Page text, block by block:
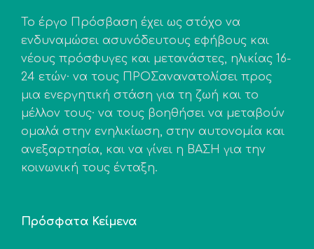
Το έργο Πρόσβαση έχει ως στόχο να
ενδυναμώσει ασυνόδευτους εφήβους και
νέους πρόσφυγες και μετανάστες, ηλικίας 16-
24 ετών· να τους ΠΡΟΣανανατολίσει προς
μια ενεργητική στάση για τη ζωή και το
μέλλον τους· να τους βοηθήσει να μεταβούν
ομαλά στην ενηλικίωση, στην αυτονομία και
ανεξαρτησία, και να γίνει η ΒΑΣΗ για την
κοινωνική τους ένταξη.
Πρόσφατα Κείμενα